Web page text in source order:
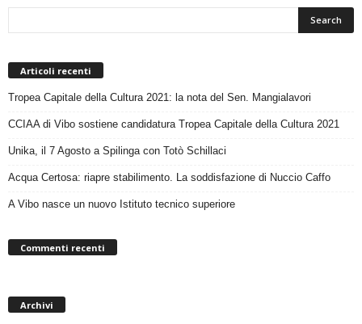
Articoli recenti
Tropea Capitale della Cultura 2021: la nota del Sen. Mangialavori
CCIAA di Vibo sostiene candidatura Tropea Capitale della Cultura 2021
Unika, il 7 Agosto a Spilinga con Totò Schillaci
Acqua Certosa: riapre stabilimento. La soddisfazione di Nuccio Caffo
A Vibo nasce un nuovo Istituto tecnico superiore
Commenti recenti
Archivi